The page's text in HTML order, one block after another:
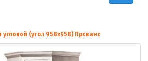
(угол 958х958) Прованс